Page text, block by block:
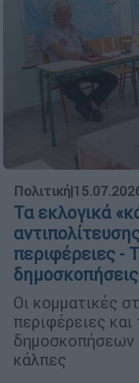
Πολιτική|
Τα εκλογικά
περιφέρειες -
δημοσκοπήσεις
Οι κομματικές
περιφέρειες
δημοσκοπήσεων
κάλπες